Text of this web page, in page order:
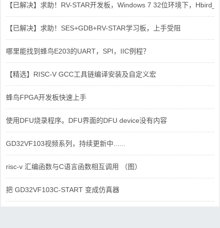
【已解决】求助！RV-STAR开发板，Windows 7 32位环境下，
【已解决】求助！SES+GDB+RV-STAR学习板，上手受阻
哪里能找到蜂鸟E203的UART，SPI，IIC例程？
【精选】RISC-V GCC工具链编译安装及自定义宏
蜂鸟FPGA开发板快速上手
使用DFU烧录程序。DFU界面的DFU device没有内容
GD32VF103视频系列，持续更新中......
risc-v 汇编函数与C语言函数相互调用 （图）
把 GD32VF103C-START 变成仿真器